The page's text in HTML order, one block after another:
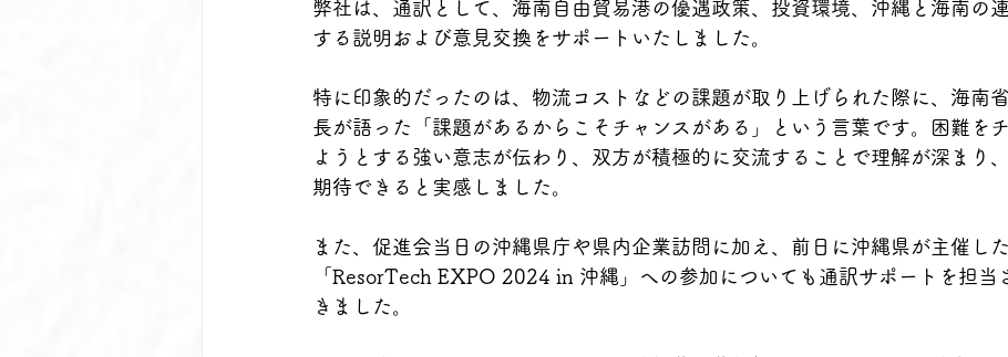
弊社は、通訳として、海南自由貿易港の優遇政策、投資環境、沖縄と海南の
する説明および意見交換をサポートいたしました。
特に印象的だったのは、物流コストなどの課題が取り上げられた際に、海南
長が語った「課題があるからこそチャンスがある」という言葉です。困難を
ようとする強い意志が伝わり、双方が積極的に交流することで理解が深まり
期待できると実感しました。
また、促進会当日の沖縄県庁や県内企業訪問に加え、前日に沖縄県が主催した
「ResorTech EXPO 2024 in 沖縄」への参加についても通訳サポートを担当
きました。